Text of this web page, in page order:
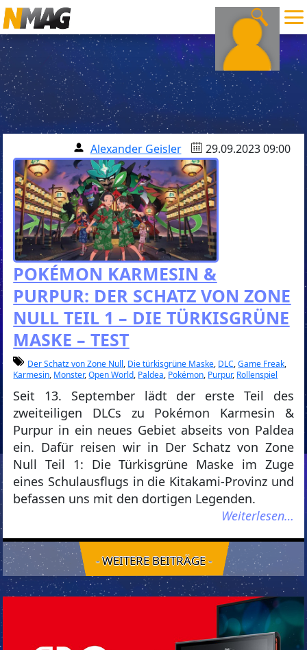
Alexander Geisler 29.09.2023 09:00
POKÉMON KARMESIN &
PURPUR: DER SCHATZ VON ZONE
NULL TEIL 1 – DIE TÜRKISGRÜNE
MASKE – TEST
Der Schatz von Zone Null, Die türkisgrüne Maske, DLC,Game Freak,
Karmesin, Monster,Open World, Paldea, Pokémon, Purpur, Rollenspiel
Seit 13. September lädt der erste Teil des
zweiteiligen DLCs zu Pokémon Karmesin &
Purpur in ein neues Gebiet abseits von Paldea
ein. Dafür reisen wir in Der Schatz von Zone
Null Teil 1: Die Türkisgrüne Maske im Zuge
eines Schulausflugs in die Kitakami-Provinz und
befassen uns mit den dortigen Legenden.
Weiterlesen…
- WEITERE BEITRÄGE -